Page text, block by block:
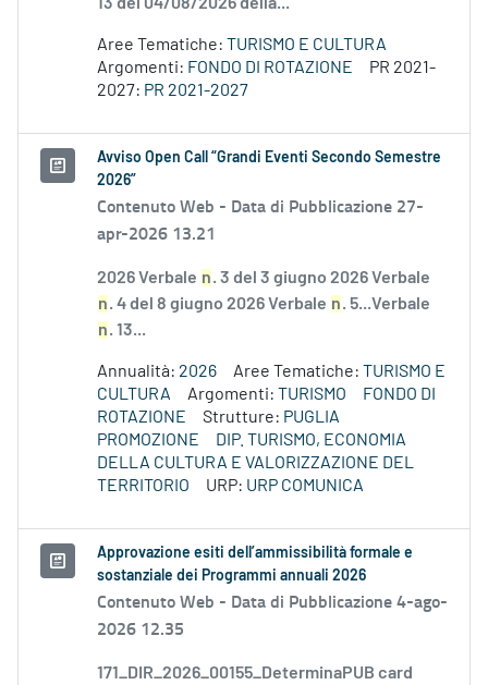
13 del 04/08/2026 della...
Aree Tematiche: TURISMO E CULTURA
Argomenti: FONDO DI ROTAZIONE
PR 2021-
2027: PR 2021-2027
Avviso Open Call “Grandi Eventi Secondo Semestre
2026”
Contenuto Web - Data di Pubblicazione 27-
apr-2026 13.21
2026 Verbale n. 3 del 3 giugno 2026 Verbale
n. 4 del 8 giugno 2026 Verbale n. 5...Verbale
n. 13...
Annualità: 2026 Aree Tematiche: TURISMO E
CULTURA
Argomenti: TURISMO
FONDO DI
ROTAZIONE
Strutture: PUGLIA
PROMOZIONE
DIP. TURISMO, ECONOMIA
DELLA CULTURA E VALORIZZAZIONE DEL
TERRITORIO
URP: URP COMUNICA
Approvazione esiti dell’ammissibilità formale e
sostanziale dei Programmi annuali 2026
Contenuto Web - Data di Pubblicazione 4-ago-
2026 12.35
171_DIR_2026_00155_DeterminaPUB card